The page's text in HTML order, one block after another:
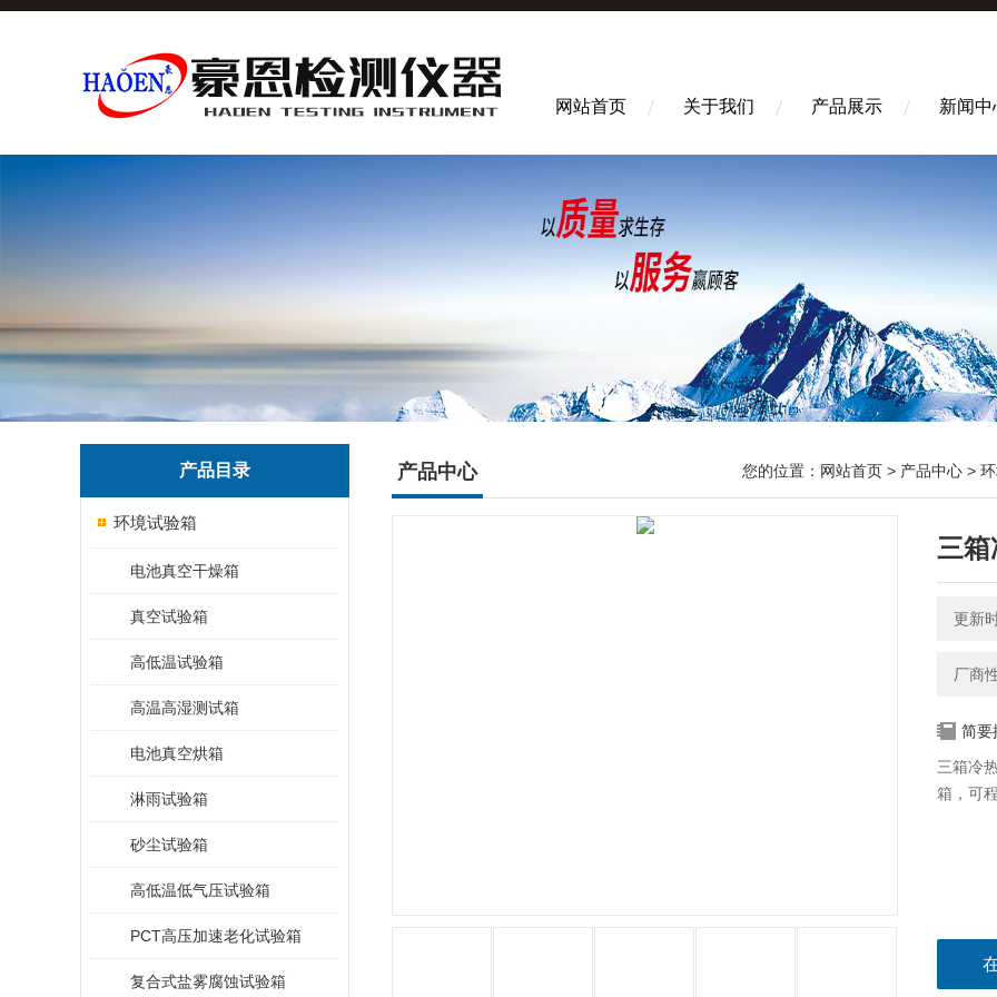
网站首页 关于我们 产品展示 新闻中
产品目录
环境试验箱
电池真空干燥箱
真空试验箱
高低温试验箱
高温高湿测试箱
电池真空烘箱
淋雨试验箱
砂尘试验箱
高低温低气压试验箱
PCT高压加速老化试验箱
复合式盐雾腐蚀试验箱
产品中心 您的位置： 网站首页 > 产品中心 >
三箱
更新
厂商
简要
三箱冷
箱，可